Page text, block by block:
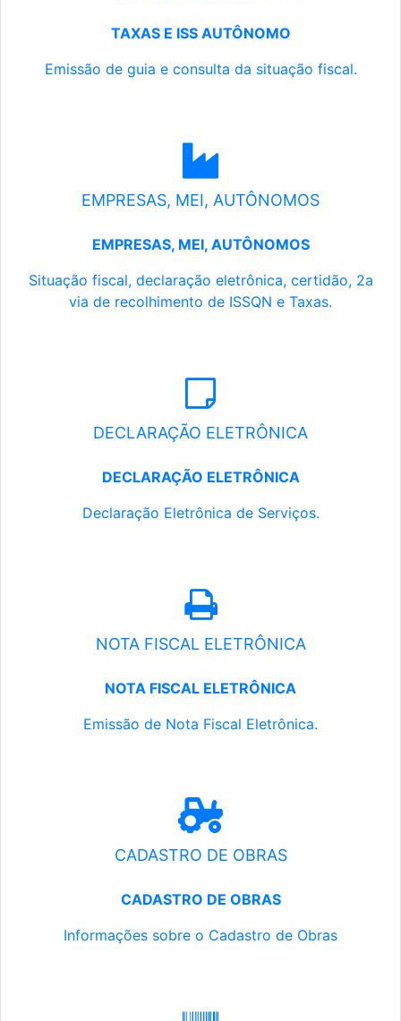
TAXAS E ISS AUTÔNOMO
Emissão de guia e consulta da situação fiscal.
EMPRESAS, MEI, AUTÔNOMOS
EMPRESAS, MEI, AUTÔNOMOS
Situação fiscal, declaração eletrônica, certidão, 2a
via de recolhimento de ISSQN e Taxas.
DECLARAÇÃO ELETRÔNICA
DECLARAÇÃO ELETRÔNICA
Declaração Eletrônica de Serviços.
NOTA FISCAL ELETRÔNICA
NOTA FISCAL ELETRÔNICA
Emissão de Nota Fiscal Eletrônica.
CADASTRO DE OBRAS
CADASTRO DE OBRAS
Informações sobre o Cadastro de Obras